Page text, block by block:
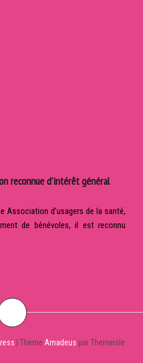
reconnue d’intérêt général
Association d’usagers de la santé,
de bénévoles, il est reconnu
Thème Amadeus par Themeisle